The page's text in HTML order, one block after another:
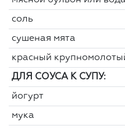
соль
сушеная мята
красный
ДЛЯ СОУСА К СУПУ:
йогурт
мука